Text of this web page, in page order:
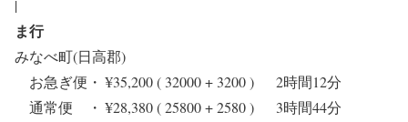
|
ま行
みなべ町(日高郡)
お急ぎ便・ ¥35,200 ( 32000 + 3200 ) 2時間12分
通常便 ・ ¥28,380 ( 25800 + 2580 ) 3時間44分